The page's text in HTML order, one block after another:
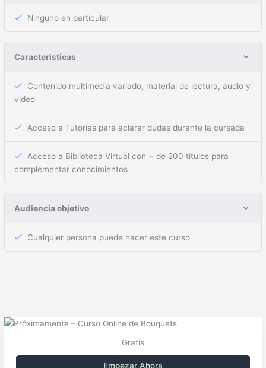
Ninguno en particular
Caracteristicas
Contenido multimedia variado, material de lectura, audio y
video
Acceso a Tutorías para aclarar dudas durante la cursada
Acceso a Biblioteca Virtual con + de 200 títulos para
complementar conocimientos
Audiencia objetivo
Cualquier persona puede hacer este curso
Gratis
Empezar Ahora